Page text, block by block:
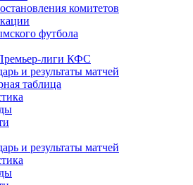
комитетов
футбола
лиги КФС
и результаты матчей
таблица
и результаты матчей